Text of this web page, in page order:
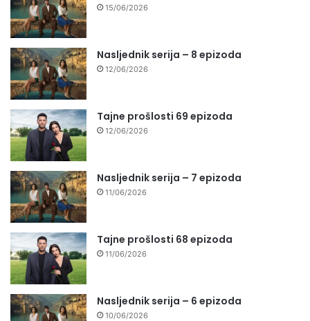
15/06/2026
Nasljednik serija – 8 epizoda
12/06/2026
Tajne prošlosti 69 epizoda
12/06/2026
Nasljednik serija – 7 epizoda
11/06/2026
Tajne prošlosti 68 epizoda
11/06/2026
Nasljednik serija – 6 epizoda
10/06/2026